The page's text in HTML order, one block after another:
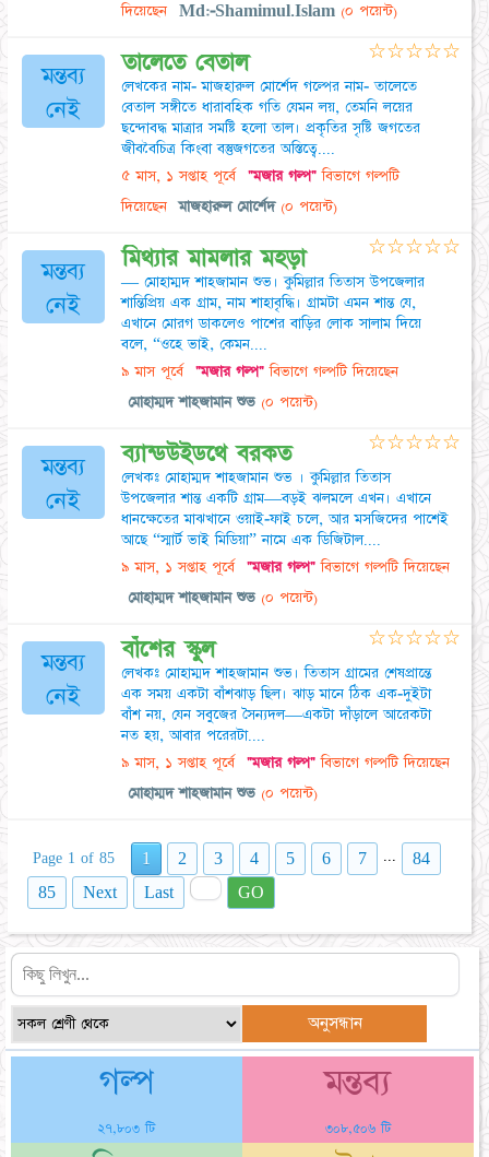
দিয়েছেন
Md:-Shamimul.Islam (০ পয়েন্ট)
মন্তব্য
নেই
তালেতে বেতাল
লেখকের নাম- মাজহারুল মোর্শেদ গল্পের নাম- তালেতে
বেতাল সঙ্গীতে ধারাবহিক গতি যেমন লয়, তেমনি লয়ের
ছন্দোবদ্ধ মাত্রার সমষ্টি হলো তাল। প্রকৃতির সৃষ্টি জগতের
জীববৈচিত্র কিংবা বস্তুজগতের অস্তিত্বে....
৫ মাস, ১ সপ্তাহ পূর্বে "মজার গল্প"বিভাগে গল্পটি
দিয়েছেন
মাজহারুল মোর্শেদ(০ পয়েন্ট)
☆☆☆☆☆
মন্তব্য
নেই
মিথ্যার মামলার মহড়া
— মোহাম্মদ শাহজামান শুভ। কুমিল্লার তিতাস উপজেলার
শান্তিপ্রিয় এক গ্রাম, নাম শাহাবৃদ্ধি। গ্রামটা এমন শান্ত যে,
এখানে মোরগ ডাকলেও পাশের বাড়ির লোক সালাম দিয়ে
বলে, “ওহে ভাই, কেমন....
৯ মাস পূর্বে "মজার গল্প"বিভাগে গল্পটি দিয়েছেন
মোহাম্মদ শাহজামান শুভ (০ পয়েন্ট)
☆☆☆☆☆
মন্তব্য
নেই
ব্যান্ডউইডথে বরকত
লেখকঃ মোহাম্মদ শাহজামান শুভ । কুমিল্লার তিতাস
উপজেলার শান্ত একটি গ্রাম—বড়ই ঝলমলে এখন। এখানে
ধানক্ষেতের মাঝখানে ওয়াই-ফাই চলে, আর মসজিদের পাশেই
আছে “স্মার্ট ভাই মিডিয়া” নামে এক ডিজিটাল....
৯ মাস, ১ সপ্তাহ পূর্বে "মজার গল্প"বিভাগে গল্পটি দিয়েছেন
মোহাম্মদ শাহজামান শুভ (০ পয়েন্ট)
☆☆☆☆☆
মন্তব্য
নেই
বাঁশের স্কুল
লেখকঃ মোহাম্মদ শাহজামান শুভ। তিতাস গ্রামের শেষপ্রান্তে
এক সময় একটা বাঁশঝাড় ছিল। ঝাড় মানে ঠিক এক-দুইটা
বাঁশ নয়, যেন সবুজের সৈন্যদল—একটা দাঁড়ালে আরেকটা
নত হয়, আবার পরেরটা....
৯ মাস, ১ সপ্তাহ পূর্বে "মজার গল্প"বিভাগে গল্পটি দিয়েছেন
মোহাম্মদ শাহজামান শুভ (০ পয়েন্ট)
☆☆☆☆☆
Page 1 of 85 1 2 3 4 5 6 7 ...
84
85
Next Last GO
গল্প
২৭,৮০৩ টি
মন্তব্য
৩০৮,৫০৬ টি